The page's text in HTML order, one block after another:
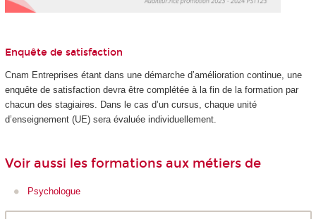
Enquête de satisfaction
Cnam Entreprises étant dans une démarche d’amélioration continue, une
enquête de satisfaction devra être complétée à la fin de la formation par
chacun des stagiaires. Dans le cas d’un cursus, chaque unité
d’enseignement (UE) sera évaluée individuellement.
Voir aussi les formations aux métiers de
Psychologue